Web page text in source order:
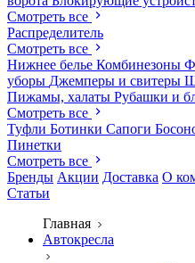
Смотреть все
Распределитель
Смотреть все
Нижнее белье Комбинезоны
уборы Джемперы и свитеры
Пижамы, халаты Рубашки и
Смотреть все
Туфли Ботинки Сапоги
Пинетки
Смотреть все
Бренды Акции Доставка О
Статьи
Главная
Автокресла